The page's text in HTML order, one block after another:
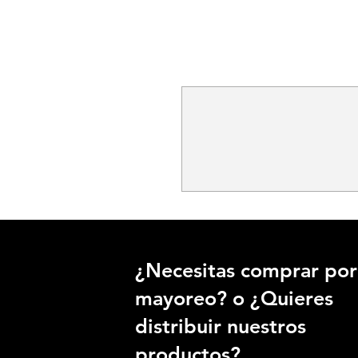
¿Necesitas comprar por
mayoreo? o ¿Quieres
distribuir nuestros